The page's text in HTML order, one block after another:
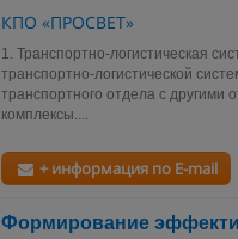
КПО «ПРОСВЕТ»
1. Транспортно-логистическая
транспортно-логистической
транспортного отдела с
комплексы....
+ информация по E-mail
Формирование